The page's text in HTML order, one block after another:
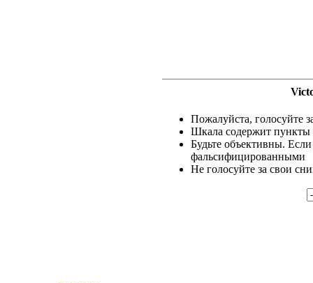
Пожалуйста, голосуйте
Шкала содержит пункты
Будьте объективны.
фальсифицированными
Не голосуйте за свои